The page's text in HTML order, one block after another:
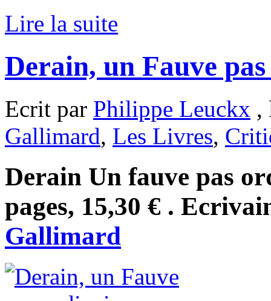
Lire la suite
Derain, un Fauve
Ecrit par Philippe Leuckx ,
Gallimard, Les Livres,
Derain Un fauve pas
pages, 15,30 € .
Gallimard